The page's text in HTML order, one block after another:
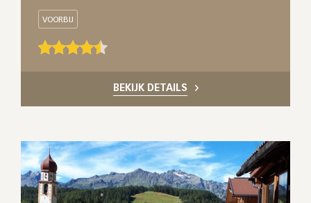
VOORBIJ
BEKIJK DETAILS